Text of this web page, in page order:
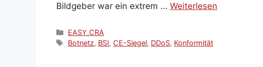
Bildgeber war ein extrem … Weiterlesen
Kategorien
EASY.CRA
Schlagwörter
Botnetz, BSI, CE-Siegel, DDoS, Konformität